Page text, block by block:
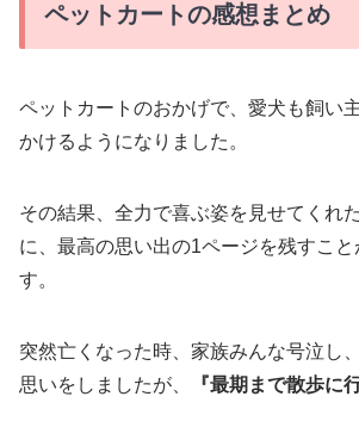
ペットカートの感想まとめ
ペットカートのおかげで、愛犬も飼い
かけるようになりました。
その結果、全力で喜ぶ姿を見せてくれ
に、最高の思い出の1ページを残すこと
す。
突然亡くなった時、家族みんな号泣し
思いをしましたが、
『最期まで散歩に